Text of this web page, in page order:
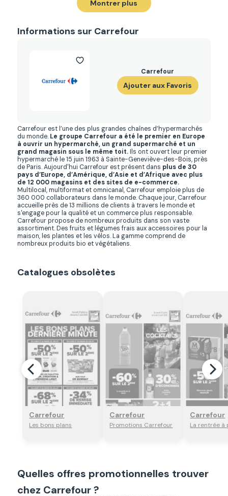
Montrer plus
Informations sur Carrefour
Carrefour
Ajouter aux Favoris
Carrefour est l’une des plus grandes chaînes d’hypermarchés
du monde. Le groupe Carrefour a été le premier en Europe
à ouvrir un hypermarché, un grand supermarché et un
grand magasin sous le même toit.Ils ont ouvert leur premier
hypermarché le 15 juin 1963 à Sainte-Geneviève-des-Bois, près
de Paris. Aujourd'hui Carrefour est présent dans plus de 30
pays d’Europe, d’Amérique, d’Asie et d’Afrique avec plus
de 12 000 magasins et des sites de e-commerce.
Multilocal, multiformat et omnicanal, Carrefour emploie plus de
360 000 collaborateurs dans le monde. Chaque jour, Carrefour
accueille près de 13 millions de clients à travers le monde et
s'engage pour la qualité et un commerce plus responsable.
Carrefour propose de nombreux produits dans son vaste
assortiment. Des fruits et légumes frais aux accessoires pour la
maison, les plantes et les vélos. La gamme comprend de
nombreux produits bio et végétaliens.
Catalogues obsolètes
Regarder
Carrefour
Les bons plans
Regarder
Carrefour
Promotions Carrefour
Carrefour
La rentrée
Quelles offres promotionnelles trouver
chez Carrefour ?